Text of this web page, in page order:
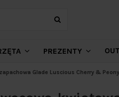
PREZENTY
Glade Luscious Cherry & Peony